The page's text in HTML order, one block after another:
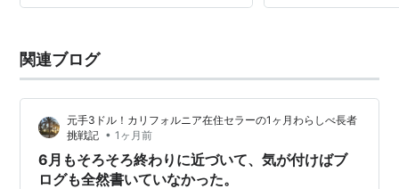
ド，フィリピン，ポーランド，シンガポール，スペイ
*2:出品を行うに当たっては
関連ブログ
元手3ドル！カリフォルニア在住セラーの1ヶ月わらしべ長者
挑戦記 • 1ヶ月前
6月もそろそろ終わりに近づいて、気が付けばブ
ログも全然書いていなかった。